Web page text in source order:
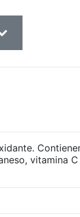
vitamina